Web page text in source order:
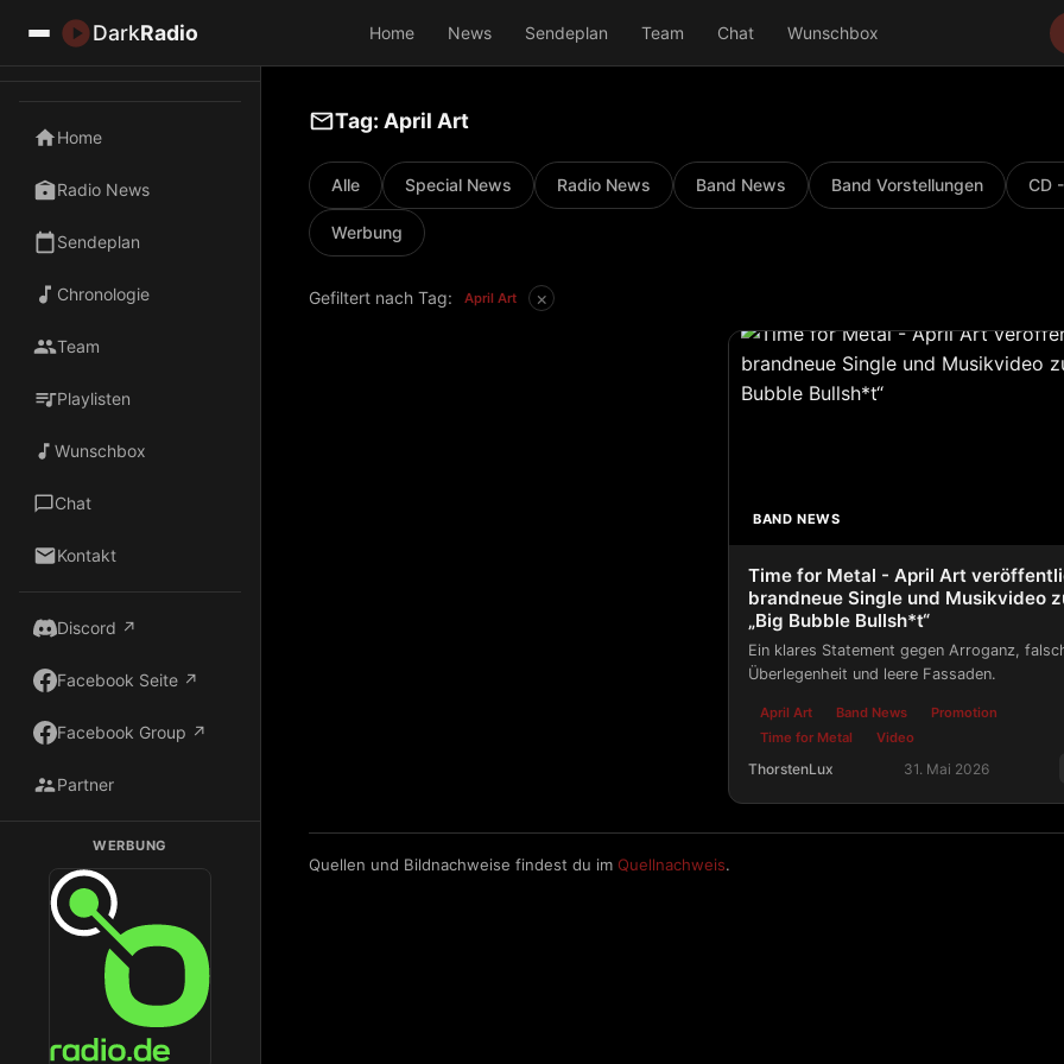
DarkRadio Home News Sendeplan Team Chat Wunschbox
Home
Radio News
Sendeplan
Chronologie
Team
Playlisten
Wunschbox
Chat
Kontakt
Discord ↗
Facebook Seite ↗
Facebook Group ↗
Partner
WERBUNG
Dark Radio auf Radio.de hören
Tag: April Art
Alle Special News Radio News Band News Band Vorstellungen CD
Werbung
Gefiltert nach Tag: April Art ×
BAND NEWS
Time for Metal - April Art
brandneue Single und Musikvideo
„Big Bubble Bullsh*t“
Ein klares Statement gegen Arroganz,
Überlegenheit und leere Fassaden.
April Art Band News
Promotion
Time for Metal
Video
ThorstenLux 31. Mai 2026
Quellen und Bildnachweise findest du im Quellnachweis.